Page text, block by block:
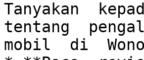
Tanyakan
tentang
mobil  di